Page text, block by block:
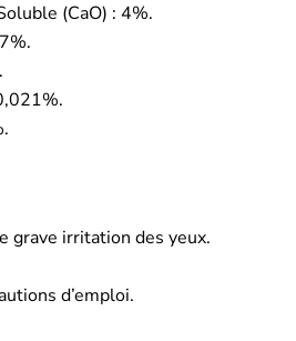
(CaO) : 4%.
grave irritation des yeux.
d’emploi.